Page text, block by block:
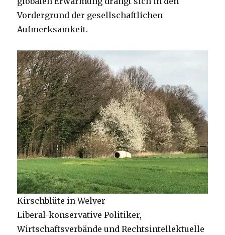
Vordergrund der gesellschaftlichen
Aufmerksamkeit.
Kirschblüte in Welver
Liberal-konservative Politiker,
Wirtschaftsverbände und Rechtsintellektuelle